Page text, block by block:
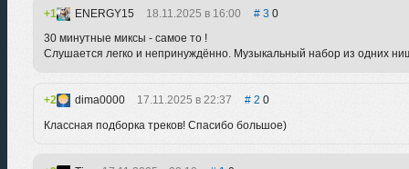
1 ENERGY15 18.11.2025 в 16:00 3 0
30 минутные миксы - самое то !
Слушается легко и непринуждённо. Музыкальный набор из одних
2 dima0000 17.11.2025 в 22:37 2 0
Классная подборка треков! Спасибо большое)